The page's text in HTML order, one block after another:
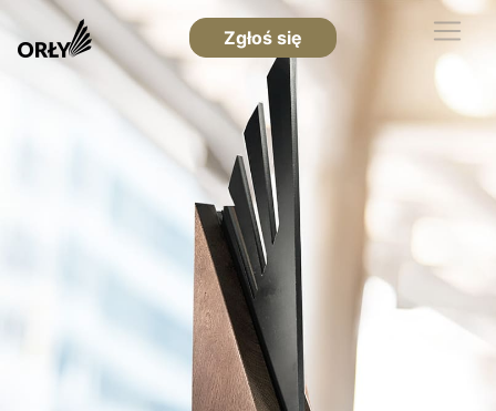
Zgłoś się